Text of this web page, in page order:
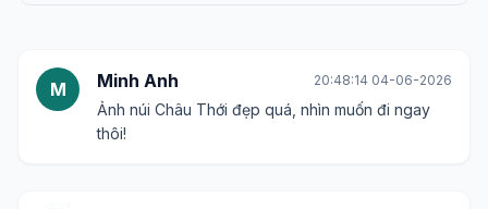
M Minh Anh 20:48:14 04-06-2026
Ảnh núi Châu Thới đẹp quá, nhìn muốn đi ngay
thôi!